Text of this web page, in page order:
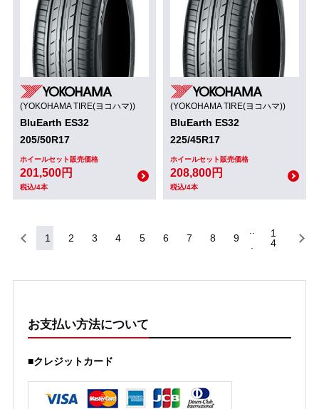
(YOKOHAMA TIRE(ヨコハマ))
BluEarth ES32
205/50R17
ホイールセット販売価格
201,500円
税込/4本
(YOKOHAMA TIRE(ヨコハマ))
BluEarth ES32
225/45R17
ホイールセット販売価格
208,800円
税込/4本
1 2 3 4 5 6 7 8 9
1
4
お支払い方法について
■クレジットカード